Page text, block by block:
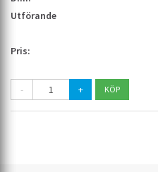
- +